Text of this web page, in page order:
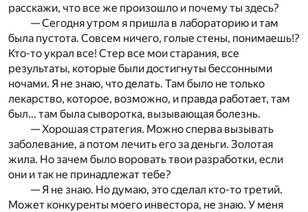
расскажи, что все же произошло и почему ты здесь?
— Сегодня утром я пришла в лабораторию и там
была пустота. Совсем ничего, голые стены, понимаешь!?
Кто-то украл все! Стер все мои старания, все
результаты, которые были достигнуты бессонными
ночами. Я не знаю, что делать. Там было не только
лекарство, которое, возможно, и правда работает, там
был… там была сыворотка, вызывающая болезнь.
— Хорошая стратегия. Можно сперва вызывать
заболевание, а потом лечить его за деньги. Золотая
жила. Но зачем было воровать твои разработки, если
они и так не принадлежат тебе?
— Я не знаю. Но думаю, это сделал кто-то третий.
Может конкуренты моего инвестора, не знаю. У меня